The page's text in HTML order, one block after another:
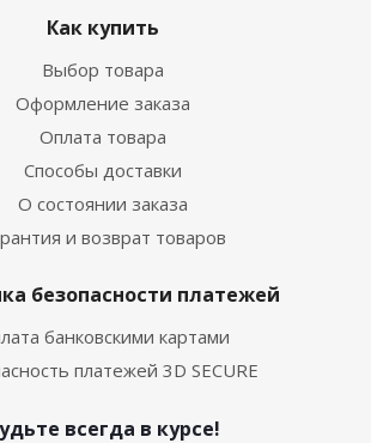
Как купить
Выбор товара
Оформление заказа
Оплата товара
Способы доставки
О состоянии заказа
и возврат товаров
безопасности платежей
банковскими картами
платежей 3D SECURE
всегда в курсе!